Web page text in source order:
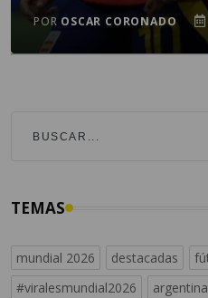
POR OSCAR CORONADO
TEMAS
mundial 2026 destacadas
#viralesmundial2026
argentina